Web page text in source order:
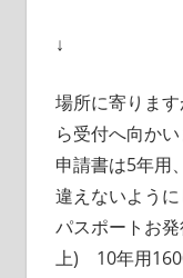
↓
場所に寄りま
ら受付へ向かい
申請書は5年用
違えないよう
パスポートお
上) 10年用